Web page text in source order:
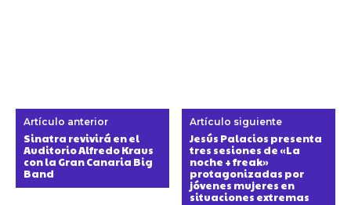
Artículo anterior
Sinatra revivirá en el
Auditorio Alfredo Kraus
con la Gran Canaria Big
Band
Artículo siguiente
Jesús Palacios presenta
tres sesiones de «La
noche + freak»
protagonizadas por
jóvenes mujeres en
situaciones extremas